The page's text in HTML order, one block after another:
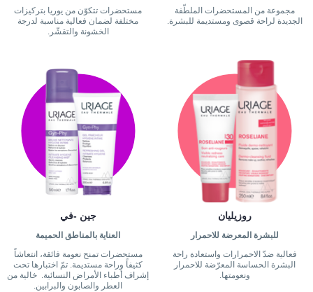
مجموعة من المستحضرات الملطّفة
الجديدة لراحة قصوى ومستديمة للبشرة.
مستحضرات تتكوّن من يوريا بتركيزات
مختلفة لضمان فعالية مناسبة لدرجة
الخشونة والتقشّر.
روزيليان
للبشرة المعرضة للاحمرار
فعالية ضدّ الاحمرارات واستعادة راحة
البشرة الحساسة المعرّضة للاحمرار
ونعومتها.
جين -في
العناية بالمناطق الحميمة
مستحضرات تمنح نعومة فائقة، انتعاشاً
كثيفاً وراحة مستديمة. تمّ اختبارها تحت
إشراف أطباء الأمراض النسائية. خالية من
العطر والصابون والبرابين.